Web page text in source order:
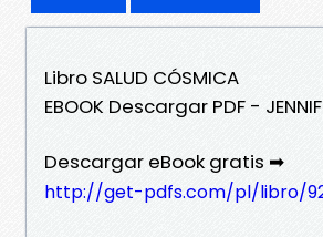
Libro SALUD CÓSMICA
EBOOK Descargar PDF -
Descargar eBook gratis ➡
http://get-pdfs.com/pl/libro/